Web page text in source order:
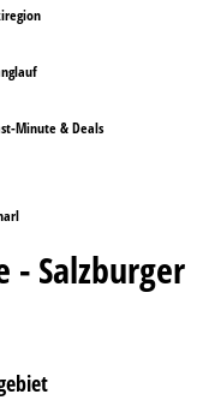
Minute & Deals
- Salzburger